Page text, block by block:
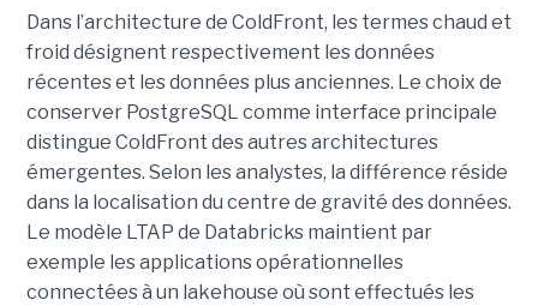
Dans l’architecture de ColdFront, les termes chaud et
froid désignent respectivement les données
récentes et les données plus anciennes. Le choix de
conserver PostgreSQL comme interface principale
distingue ColdFront des autres architectures
émergentes. Selon les analystes, la différence réside
dans la localisation du centre de gravité des données.
Le modèle LTAP de Databricks maintient par
exemple les applications opérationnelles
connectées à un lakehouse où sont effectués les